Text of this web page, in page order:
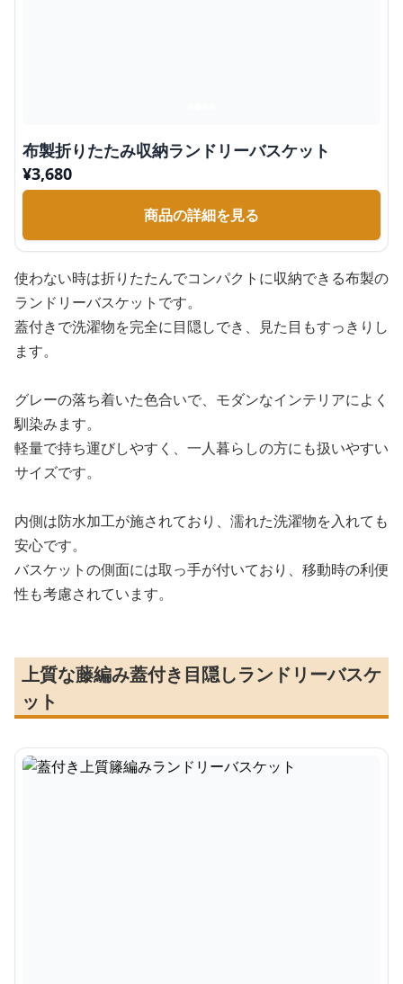
布製折りたたみ収納ランドリーバスケット
¥3,680
商品の詳細を見る
使わない時は折りたたんでコンパクトに収納できる布製の
ランドリーバスケットです。
蓋付きで洗濯物を完全に目隠しでき、見た目もすっきりし
ます。
グレーの落ち着いた色合いで、モダンなインテリアによく
馴染みます。
軽量で持ち運びしやすく、一人暮らしの方にも扱いやすい
サイズです。
内側は防水加工が施されており、濡れた洗濯物を入れても
安心です。
バスケットの側面には取っ手が付いており、移動時の利便
性も考慮されています。
上質な藤編み蓋付き目隠しランドリーバスケ
ット